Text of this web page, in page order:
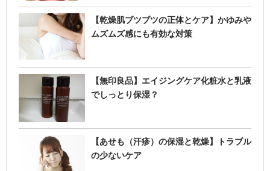
【乾燥肌ブツブツの正体とケア】かゆみや
ムズムズ感にも有効な対策
【無印良品】エイジングケア化粧水と乳液
でしっとり保湿？
【あせも（汗疹）の保湿と乾燥】トラブル
の少ないケア